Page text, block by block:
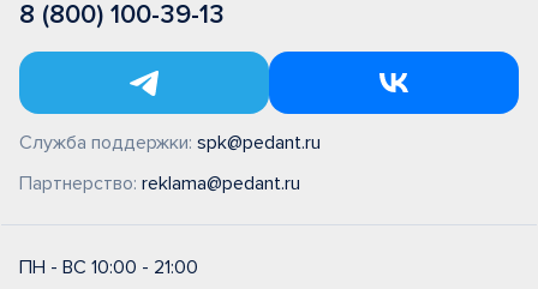
8 (800) 100-39-13
Служба поддержки: spk@pedant.ru
Партнерство: reklama@pedant.ru
ПН - ВС 10:00 - 21:00